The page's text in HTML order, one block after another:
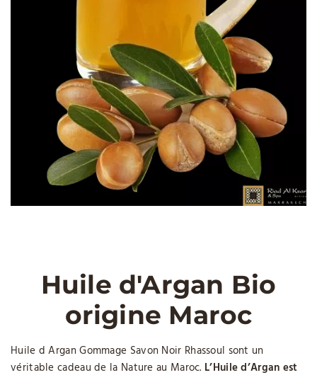
Huile d'Argan Bio
origine Maroc
Huile d Argan Gommage Savon Noir Rhassoul sont un
véritable cadeau de la Nature au Maroc. L’Huile d’Argan est